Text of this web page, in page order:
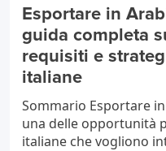
Esportare in
guida completa
requisiti e
italiane
Sommario Esportare
una delle opportunità
italiane che vogliono